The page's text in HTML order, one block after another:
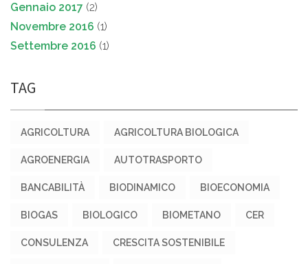
Gennaio 2017 (2)
Novembre 2016 (1)
Settembre 2016 (1)
TAG
AGRICOLTURA AGRICOLTURA BIOLOGICA
AGROENERGIA AUTOTRASPORTO
BANCABILITÀ BIODINAMICO BIOECONOMIA
BIOGAS BIOLOGICO BIOMETANO CER
CONSULENZA CRESCITA SOSTENIBILE